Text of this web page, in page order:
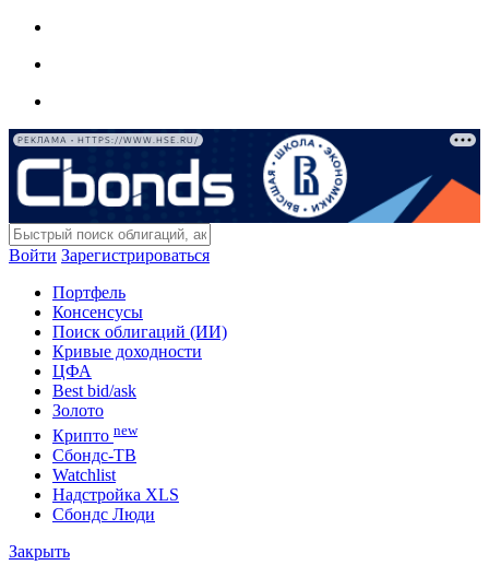
РЕКЛАМА • HTTPS://WWW.HSE.RU/
Войти Зарегистрироваться
Портфель
Консенсусы
Поиск облигаций (ИИ)
Кривые доходности
ЦФА
Best bid/ask
Золото
Крипто new
Сбондс-ТВ
Watchlist
Надстройка XLS
Сбондс Люди
Закрыть